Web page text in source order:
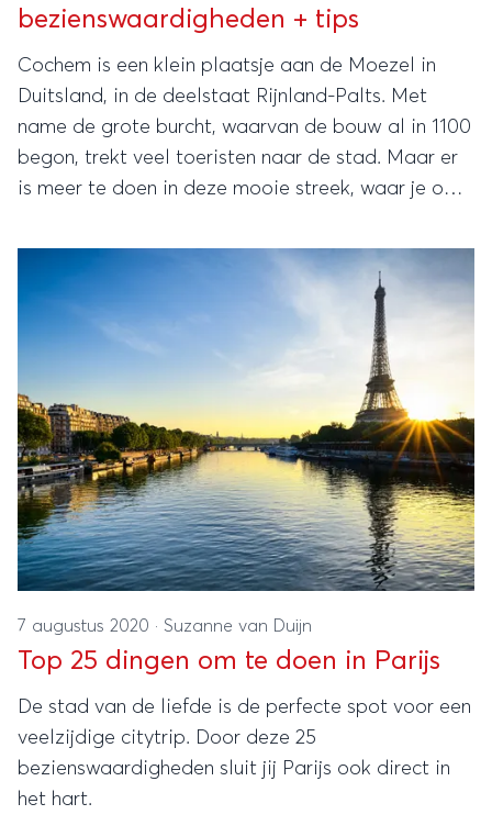
bezienswaardigheden + tips
Cochem is een klein plaatsje aan de Moezel in
Duitsland, in de deelstaat Rijnland-Palts. Met
name de grote burcht, waarvan de bouw al in 1100
begon, trekt veel toeristen naar de stad. Maar er
is meer te doen in deze mooie streek, waar je ook
en watervallen vindt. Dit zijn de 15 mooiste
bezienswaardigheden en dingen om te doen in
Cochem en omgeving!
7 augustus 2020 · Suzanne van Duijn
Top 25 dingen om te doen in Parijs
De stad van de liefde is de perfecte spot voor een
veelzijdige citytrip. Door deze 25
bezienswaardigheden sluit jij Parijs ook direct in
het hart.